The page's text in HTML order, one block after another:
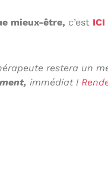
mieux-être, c’est ICI
restera un
immédiat !